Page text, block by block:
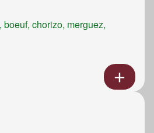
chorizo, merguez,